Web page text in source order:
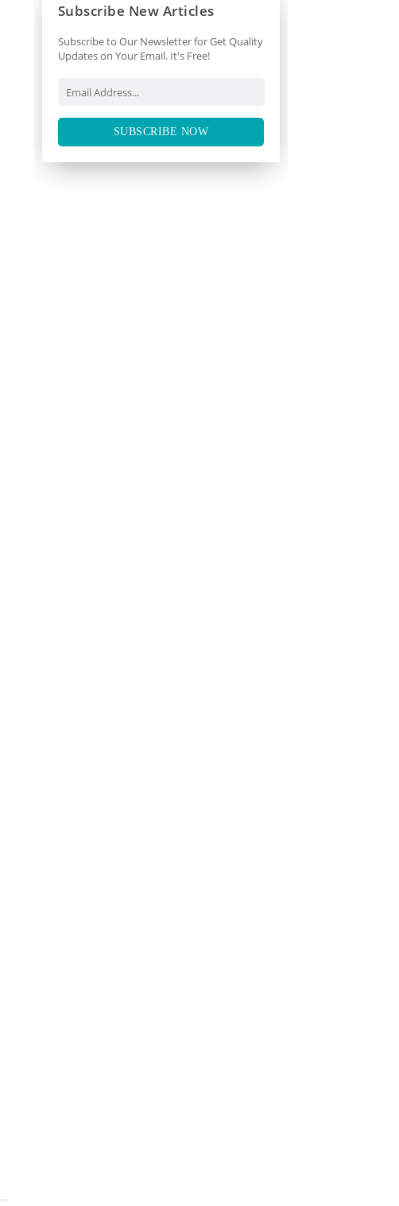
Subscribe New Articles
Subscribe to Our Newsletter for Get Quality
Updates on Your Email. It's Free!
SUBSCRIBE NOW